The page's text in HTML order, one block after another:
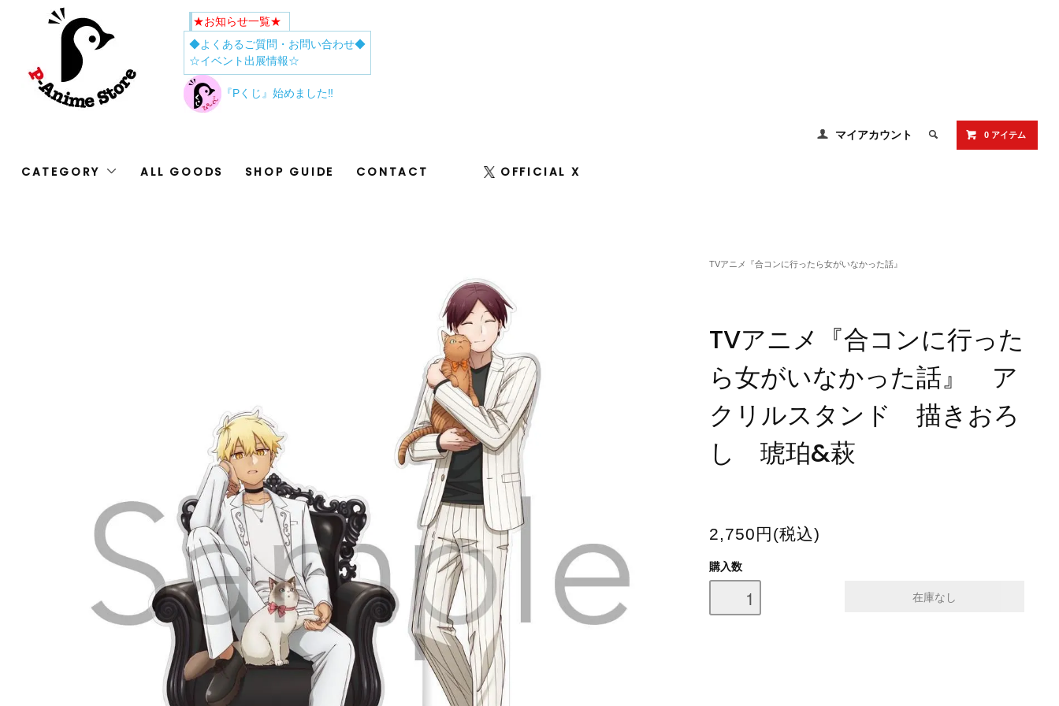
★お知らせ一覧★
◆よくあるご質問・お問い合わせ◆
☆イベント出展情報☆
『Pくじ』始めました‼
マイアカウント 0 アイテム
CATEGORY ALL GOODS SHOP GUIDE CONTACT OFFICIAL X
TVアニメ『合コンに行ったら女がいなかった話』
TVアニメ『合コンに行った
ら女がいなかった話』 ア
クリルスタンド 描きおろ
し 琥珀&萩
2,750円(税込)
購入数